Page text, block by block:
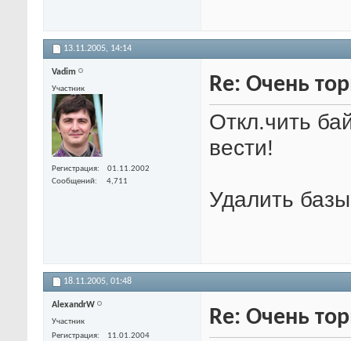
13.11.2005, 14:14
Vadim
Участник
Регистрация
01.11.2002
Сообщений
4,711
Re: Очень
Откл.чить
вести!
Удалить
18.11.2005, 01:48
AlexandrW
Участник
Регистрация
11.01.2004
Re: Очень